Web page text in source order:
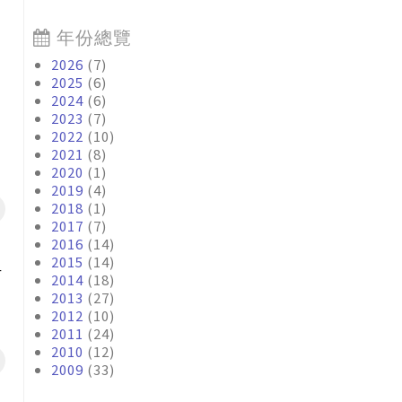
年份總覽
2026 (7)
2025 (6)
2024 (6)
2023 (7)
2022 (10)
2021 (8)
2020 (1)
2019 (4)
2018 (1)
2017 (7)
2016 (14)
2015 (14)
2014 (18)
2013 (27)
2012 (10)
2011 (24)
2010 (12)
2009 (33)